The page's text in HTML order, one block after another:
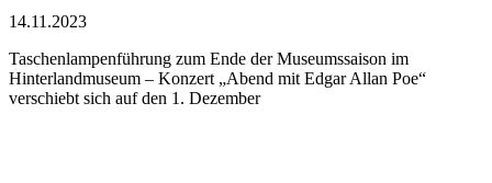
14.11.2023
Taschenlampenführung zum Ende der Museumssaison im
Hinterlandmuseum – Konzert „Abend mit Edgar Allan Poe“
verschiebt sich auf den 1. Dezember